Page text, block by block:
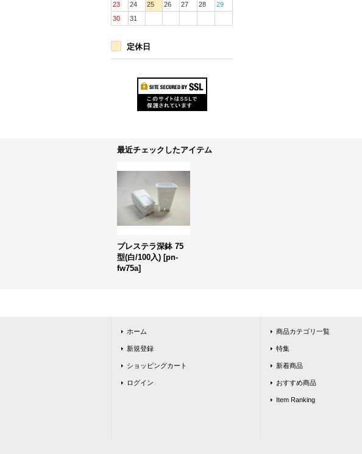
23
24 25 26 27 28
29
30
31
定休日
最近チェックしたアイテム
プレステラ深鉢 75
型(白/100入) [pn-
fw75a]
ホーム
新規登録
ショッピングカート
ログイン
商品カテゴリ一覧
特集
新着商品
おすすめ商品
Item Ranking